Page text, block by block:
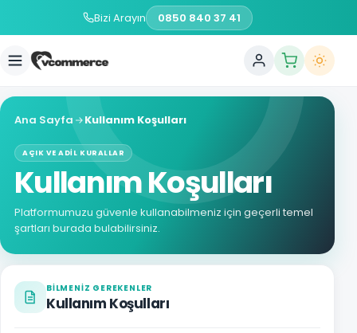
Bizi Arayın 0850 840 37 41
Ana Sayfa Kullanım Koşulları
AÇIK VE ADIL KURALLAR
Kullanım Koşulları
Platformumuzu güvenle kullanabilmeniz için geçerli temel
şartları burada bulabilirsiniz.
BILMENIZ GEREKENLER
Kullanım Koşulları